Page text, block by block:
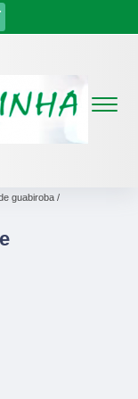
guabiroba